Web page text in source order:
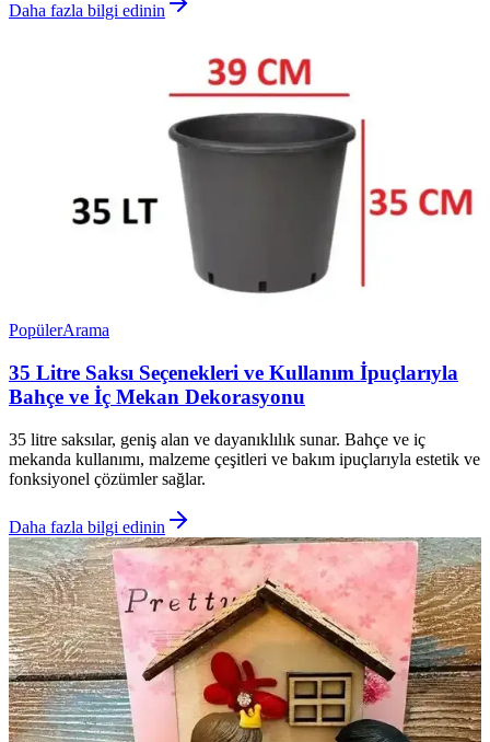
Daha fazla bilgi edinin
PopülerArama
35 Litre Saksı Seçenekleri ve Kullanım İpuçlarıyla
Bahçe ve İç Mekan Dekorasyonu
35 litre saksılar, geniş alan ve dayanıklılık sunar. Bahçe ve iç
mekanda kullanımı, malzeme çeşitleri ve bakım ipuçlarıyla estetik ve
fonksiyonel çözümler sağlar.
Daha fazla bilgi edinin